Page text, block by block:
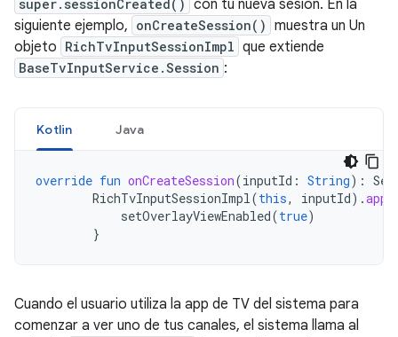
super.sessionCreated() con tu nueva sesión. En la
siguiente ejemplo, onCreateSession() muestra un Un
objeto RichTvInputSessionImpl que extiende
BaseTvInputService.Session :
Kotlin Java
override fun onCreateSession(inputId : String):
RichTvInputSessionImpl(this, inputId).
setOverlayViewEnabled(true)
}
Cuando el usuario utiliza la app de TV del sistema para
comenzar a ver uno de tus canales, el sistema llama al